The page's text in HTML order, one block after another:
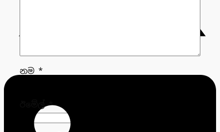
නම *
ඊමේල්*